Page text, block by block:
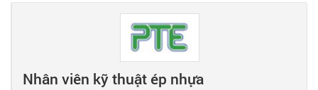
Nhân viên kỹ thuật ép nhựa